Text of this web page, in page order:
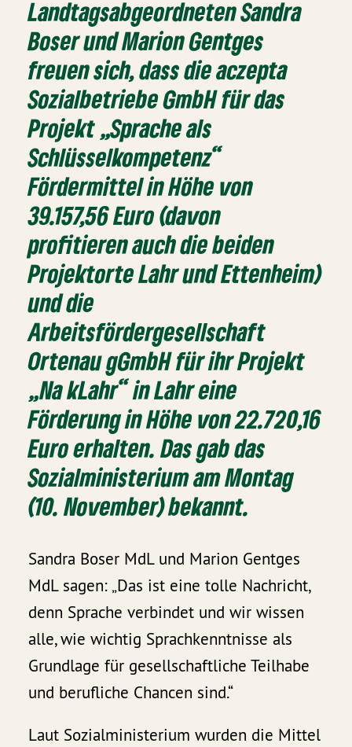
Landtagsabgeordneten Sandra
Boser und Marion Gentges
freuen sich, dass die aczepta
Sozialbetriebe GmbH für das
Projekt „Sprache als
Schlüsselkompetenz“
Fördermittel in Höhe von
39.157,56 Euro (davon
profitieren auch die beiden
Projektorte Lahr und Ettenheim)
und die
Arbeitsfördergesellschaft
Ortenau gGmbH für ihr Projekt
„Na kLahr“ in Lahr eine
Förderung in Höhe von 22.720,16
Euro erhalten. Das gab das
Sozialministerium am Montag
(10. November) bekannt.
Sandra Boser MdL und Marion Gentges
MdL sagen: „Das ist eine tolle Nachricht,
denn Sprache verbindet und wir wissen
alle, wie wichtig Sprachkenntnisse als
Grundlage für gesellschaftliche Teilhabe
und berufliche Chancen sind.“
Laut Sozialministerium wurden die Mittel